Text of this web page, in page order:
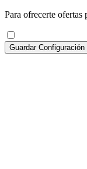
Para ofrecerte ofertas
Guardar Configuración